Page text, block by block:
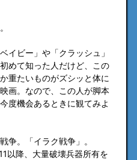
イビー」や「クラッシュ」
めて知った人だけど、この
重たいものがズシッと体に
画。なので、この人が脚本
度機会あるときに観てみよ
争。「イラク戦争」。
以降、大量破壊兵器所有を